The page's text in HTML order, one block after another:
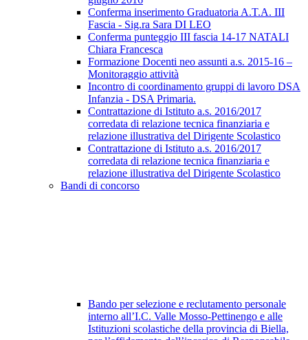
Conferma inserimento Graduatoria A.T.A. III
Fascia - Sig.ra Sara DI LEO
Conferma punteggio III fascia 14-17 NATALI
Chiara Francesca
Formazione Docenti neo assunti a.s. 2015-16 –
Monitoraggio attività
Incontro di coordinamento gruppi di lavoro DSA
Infanzia - DSA Primaria.
Contrattazione di Istituto a.s. 2016/2017
corredata di relazione tecnica finanziaria e
relazione illustrativa del Dirigente Scolastico
Contrattazione di Istituto a.s. 2016/2017
corredata di relazione tecnica finanziaria e
relazione illustrativa del Dirigente Scolastico
Bandi di concorso
Bando per selezione e reclutamento personale
interno all’I.C. Valle Mosso-Pettinengo e alle
Istituzioni scolastiche della provincia di Biella,